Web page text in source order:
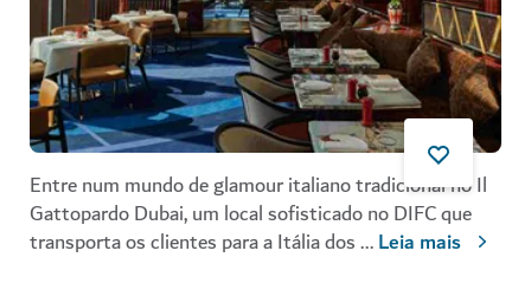
Entre num mundo de glamour italiano tradicional no Il
Gattopardo Dubai, um local sofisticado no DIFC que
transporta os clientes para a Itália dos...Leia mais